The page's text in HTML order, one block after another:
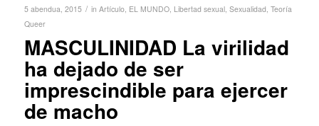
5 abendua, 2015 / in Artículo, EL MUNDO, Libertad sexual, Sexualidad, Teoría
Queer
MASCULINIDAD La virilidad
ha dejado de ser
imprescindible para ejercer
de macho